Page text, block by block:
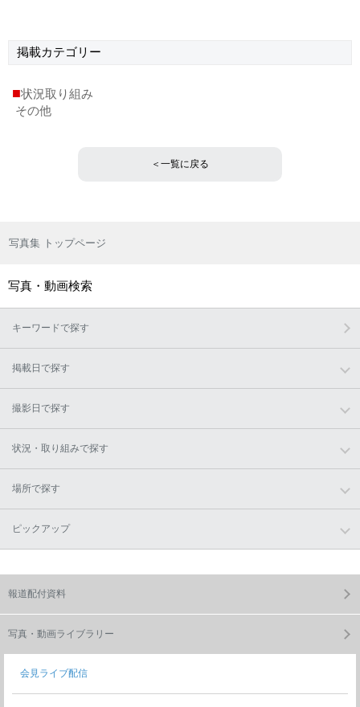
掲載カテゴリー
■状況取り組み
その他
＜一覧に戻る
写真集 トップページ
写真・動画検索
キーワードで探す
掲載日で探す
撮影日で探す
状況・取り組みで探す
場所で探す
ピックアップ
報道配付資料
写真・動画ライブラリー
会見ライブ配信